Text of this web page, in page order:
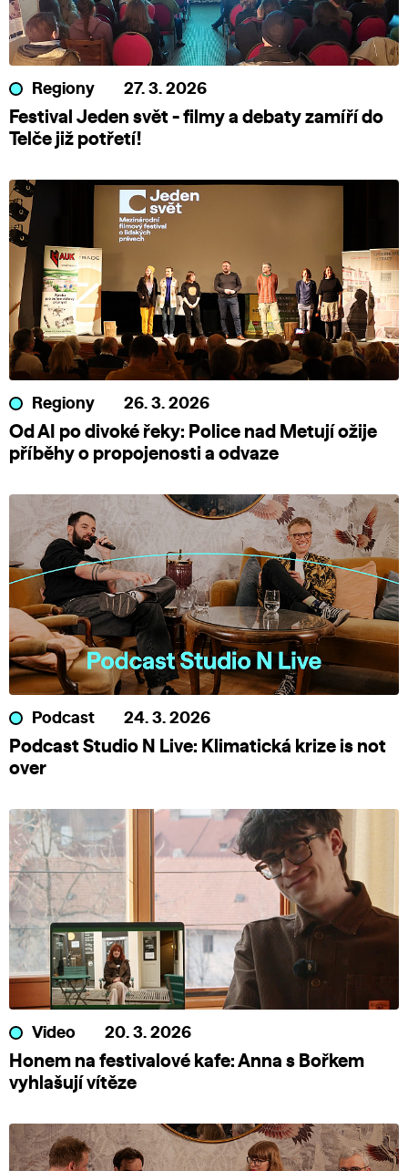
Regiony 27. 3. 2026
Festival Jeden svět - filmy a debaty zamíří do
Telče již potřetí!
Regiony 26. 3. 2026
Od AI po divoké řeky: Police nad Metují ožije
příběhy o propojenosti a odvaze
Podcast 24. 3. 2026
Podcast Studio N Live: Klimatická krize is not
over
Video 20. 3. 2026
Honem na festivalové kafe: Anna s Bořkem
vyhlašují vítěze